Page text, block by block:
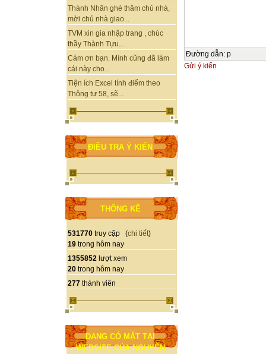
Thành Nhân ghé thăm chủ nhà,
mời chủ nhà giao...
TVM xin gia nhập trang , chúc
thầy Thành Tựu...
Cảm ơn bạn. Mình cũng đã làm
cái này cho...
Tiện ích Excel tính điểm theo
Thông tư 58, sẽ...
ĐIỀU TRA Ý KIẾN
THỐNG KÊ
531770 truy cập (chi tiết)
19 trong hôm nay
1355852 lượt xem
20 trong hôm nay
277 thành viên
ĐANG CÓ MẶT TẠI
WEBSITE CỦA NGUYỄN
Đường dẫn: p
Gửi ý kiến